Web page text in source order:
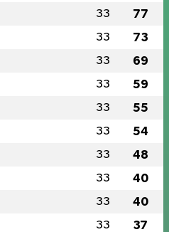
33 77
33 73
33 69
33 59
33 55
33 54
33 48
33 40
33 40
33 37